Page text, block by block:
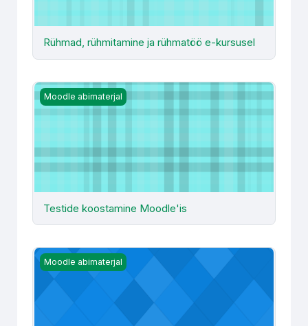
Rühmad, rühmitamine ja rühmatöö e-kursusel
Testide koostamine Moodle'is
Moodle abimaterjal
Testide koostamine Moodle'is
Kursuse puhastamine
Moodle abimaterjal